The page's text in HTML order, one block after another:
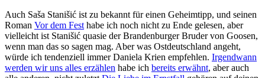
Auch Saša Stanišić ist zu bekannt für einen Geheimtipp, und seinen
Roman Vor dem Fest habe ich noch nicht zu Ende gelesen, aber
vielleicht ist Stanišić quasie der Brandenburger Bruder von Goosen,
wenn man das so sagen mag. Aber was Ostdeutschland angeht,
würde ich tendenziell immer Daniela Krien empfehlen. Irgendwann
werden wir uns alles erzählen habe ich bereits erwähnt, aber auch